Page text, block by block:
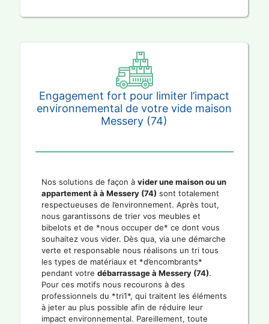
Engagement fort pour limiter l’impact
environnemental de votre vide maison
Messery (74)
Nos solutions de façon à vider une maison ou un
appartement à à Messery (74) sont totalement
respectueuses de l’environnement. Après tout,
nous garantissons de trier vos meubles et
bibelots et de *nous occuper de* ce dont vous
souhaitez vous vider. Dès qua, via une démarche
verte et responsable nous réalisons un tri tous
les types de matériaux et *d’encombrants*
pendant votre débarrassage à Messery (74).
Pour ces motifs nous recourons à des
professionnels du *tri1*, qui traitent les éléments
à jeter au plus possible afin de réduire leur
impact environnemental. Pareillement, toute